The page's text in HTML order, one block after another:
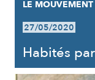
LE
27/05/2020
Habités